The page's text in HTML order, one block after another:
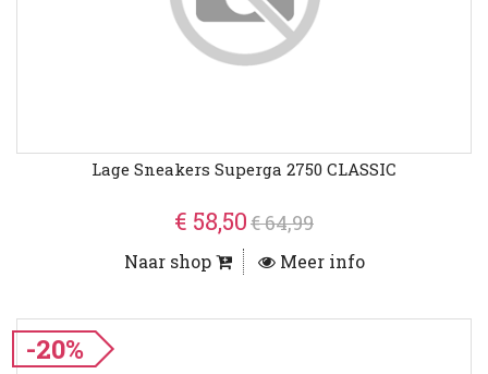
Lage Sneakers Superga 2750 CLASSIC
€ 58,50€ 64,99
Naar shop Meer info
-20%